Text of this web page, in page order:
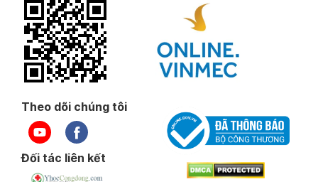
Theo dõi chúng tôi
Đối tác liên kết